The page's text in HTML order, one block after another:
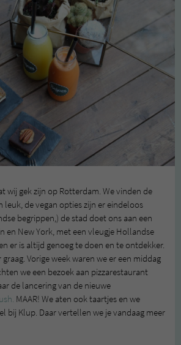
wij gek zijn op Rotterdam. We vinden de
leuk, de vegan opties zijn er eindeloos
begrippen,) de stad doet ons aan een
en New York, met een vleugje Hollandse
er is altijd genoeg te doen en te ontdekker.
Vorige week waren we er een middag
we een bezoek aan pizzarestaurant
de lancering van de nieuwe
MAAR! We aten ook taartjes en we
bij Klup. Daar vertellen we je vandaag meer